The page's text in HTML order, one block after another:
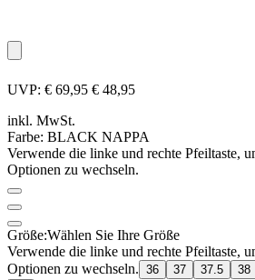
UVP: € 69,95 € 48,95
inkl. MwSt.
Farbe: BLACK NAPPA
Verwende die linke und rechte Pfeiltaste,
Optionen zu wechseln.
Größe:Wählen Sie Ihre Größe
Verwende die linke und rechte Pfeiltaste,
Optionen zu wechseln. 36 37 37.5 38